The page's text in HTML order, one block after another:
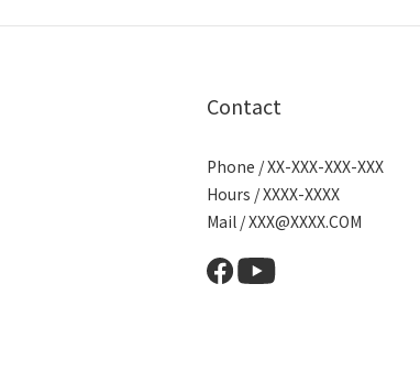
Contact
Phone / XX-XXX-XXX-XXX
Hours / XXXX-XXXX
Mail / XXX@XXXX.COM